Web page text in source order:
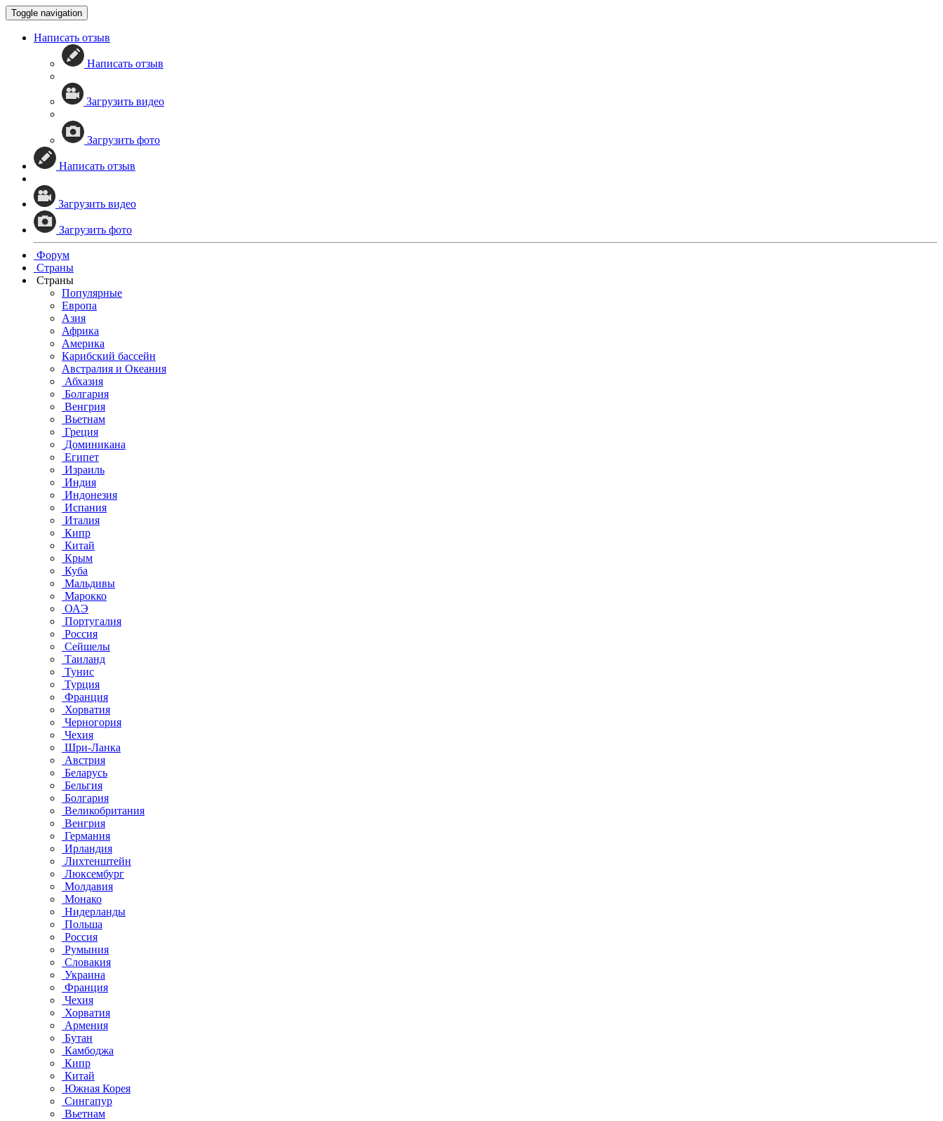
Toggle navigation
Написать отзыв
Написать отзыв
Загрузить видео
Загрузить фото
Написать отзыв
Загрузить видео
Загрузить фото
Форум
Страны
Страны
Популярные
Европа
Азия
Африка
Америка
Карибский бассейн
Австралия и Океания
Абхазия
Болгария
Венгрия
Вьетнам
Греция
Доминикана
Египет
Израиль
Индия
Индонезия
Испания
Италия
Кипр
Китай
Крым
Куба
Мальдивы
Марокко
ОАЭ
Португалия
Россия
Сейшелы
Таиланд
Тунис
Турция
Франция
Хорватия
Черногория
Чехия
Шри-Ланка
Австрия
Беларусь
Бельгия
Болгария
Великобритания
Венгрия
Германия
Ирландия
Лихтенштейн
Люксембург
Молдавия
Монако
Нидерланды
Польша
Россия
Румыния
Словакия
Украина
Франция
Чехия
Хорватия
Армения
Бутан
Камбоджа
Кипр
Китай
Южная Корея
Сингапур
Вьетнам